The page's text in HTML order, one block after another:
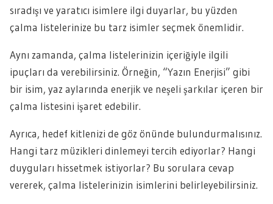
sıradışı ve yaratıcı isimlere ilgi duyarlar, bu yüzden
çalma listelerinize bu tarz isimler seçmek önemlidir.
Aynı zamanda, çalma listelerinizin içeriğiyle ilgili
ipuçları da verebilirsiniz. Örneğin, “Yazın Enerjisi” gibi
bir isim, yaz aylarında enerjik ve neşeli şarkılar içeren bir
çalma listesini işaret edebilir.
Ayrıca, hedef kitlenizi de göz önünde bulundurmalısınız.
Hangi tarz müzikleri dinlemeyi tercih ediyorlar? Hangi
duyguları hissetmek istiyorlar? Bu sorulara cevap
vererek, çalma listelerinizin isimlerini belirleyebilirsiniz.